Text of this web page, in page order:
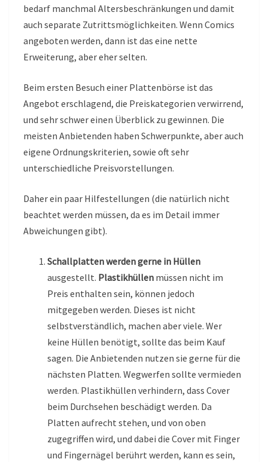
bedarf manchmal Altersbeschränkungen und damit
auch separate Zutrittsmöglichkeiten. Wenn Comics
angeboten werden, dann ist das eine nette
Erweiterung, aber eher selten.
Beim ersten Besuch einer Plattenbörse ist das
Angebot erschlagend, die Preiskategorien verwirrend,
und sehr schwer einen Überblick zu gewinnen. Die
meisten Anbietenden haben Schwerpunkte, aber auch
eigene Ordnungskriterien, sowie oft sehr
unterschiedliche Preisvorstellungen.
Daher ein paar Hilfestellungen (die natürlich nicht
beachtet werden müssen, da es im Detail immer
Abweichungen gibt).
Schallplatten werden gerne in Hüllen
ausgestellt. Plastikhüllen müssen nicht im
Preis enthalten sein, können jedoch
mitgegeben werden. Dieses ist nicht
selbstverständlich, machen aber viele. Wer
keine Hüllen benötigt, sollte das beim Kauf
sagen. Die Anbietenden nutzen sie gerne für die
nächsten Platten. Wegwerfen sollte vermieden
werden. Plastikhüllen verhindern, dass Cover
beim Durchsehen beschädigt werden. Da
Platten aufrecht stehen, und von oben
zugegriffen wird, und dabei die Cover mit Finger
und Fingernägel berührt werden, kann es sein,